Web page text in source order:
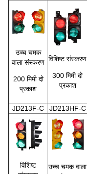
उच्च चमक
वाला संस्करण
200 मिमी दो
प्रकाश
विशिष्ट संस्करण
300 मिमी दो
प्रकाश
JD213F-C JD213HF-C
विशिष्ट
उच्च चमक वाला